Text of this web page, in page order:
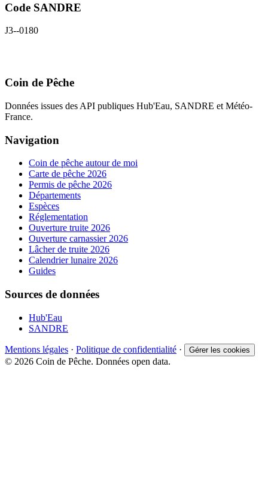
Code SANDRE
J3--0180
Coin de Pêche
Données issues des API publiques Hub'Eau, SANDRE et Météo-
France.
Navigation
Coin de pêche autour de moi
Carte de pêche 2026
Permis de pêche 2026
Départements
Espèces
Réglementation
Ouverture truite 2026
Ouverture carnassier 2026
Lâcher de truite 2026
Calendrier lunaire 2026
Guides
Sources de données
Hub'Eau
SANDRE
Mentions légales · Politique de confidentialité · Gérer les cookies
© 2026 Coin de Pêche. Données open data.